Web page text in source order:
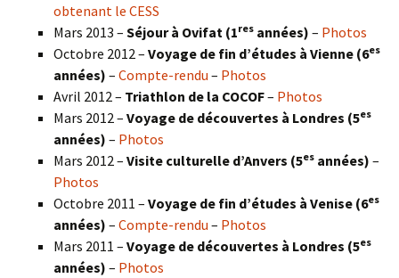
obtenant le CESS
Mars 2013 – Séjour à Ovifat (1res années) – Photos
Octobre 2012 – Voyage de fin d’études à Vienne (6es
années) – Compte-rendu – Photos
Avril 2012 – Triathlon de la COCOF– Photos
Mars 2012 – Voyage de découvertes à Londres (5es
années) – Photos
Mars 2012 – Visite culturelle d’Anvers (5es années) –
Photos
Octobre 2011 – Voyage de fin d’études à Venise (6es
années) – Compte-rendu – Photos
Mars 2011 – Voyage de découvertes à Londres (5es
années) – Photos